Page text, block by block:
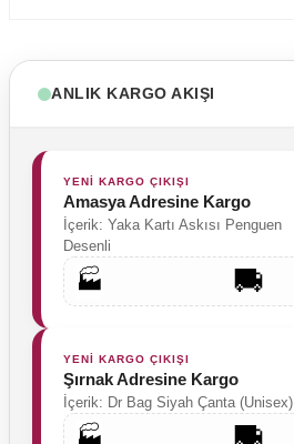
ANLIK KARGO AKIŞI
YENİ KARGO ÇIKIŞI
Amasya Adresine Kargo
İçerik: Yaka Kartı Askısı Penguen
Desenli
🏭 🚚
YENİ KARGO ÇIKIŞI
Şırnak Adresine Kargo
İçerik: Dr Bag Siyah Çanta (Unisex)
🏭